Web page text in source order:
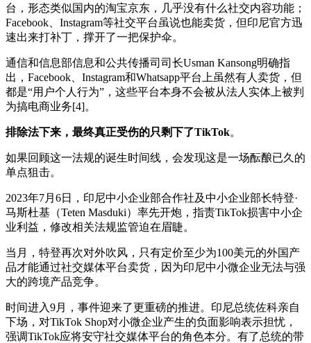
台，形态类似国内的淘宝京东，几乎没有什么社交内容功能；
Facebook、Instagram等社交平台虽说也能卖货，但印尼官方迅
速出来打补丁，撑开了一把保护伞。
通信和信息部信息和公共传播司司长Usman Kansong明确指
出，Facebook、Instagram和Whatsapp平台上虽然有人卖货，但
都是“用户个人行为”，这些平台本身不会被从法人实体上被判
为搞电商业务[4]。
排除法下来，最终真正受伤的只剩下了TikTok。
如果回顾这一法规的诞生时间线，会发现这是一场酝酿已久的
单点狙击。
2023年7月6日，印尼中小企业部合作社及中小企业部长特登·
马斯杜基（Teten Masduki）率先开炮，指责TikTok损害中小企
业利益，修改相关法规监管迫在眉睫。
当月，特登再次对外吹风，只有定价至少为100美元的外国产
品才能通过社交媒体平台卖货，因为印尼中小微企业无法与强
大的跨境产品竞争。
时间进入9月，事件迎来了更重磅的推进。印尼总统佐科亲自
下场，对TikTok Shop对小微企业产生的负面影响表示担忧，
强调TikTok应将安守社交媒体平台的角色本分。有了总统的带